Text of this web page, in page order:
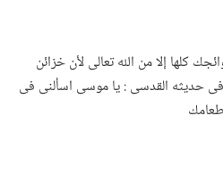
كلها إلا من الله تعالى لأن خزائن
فى حديثه القدسى : يا موسى اسألنى فى